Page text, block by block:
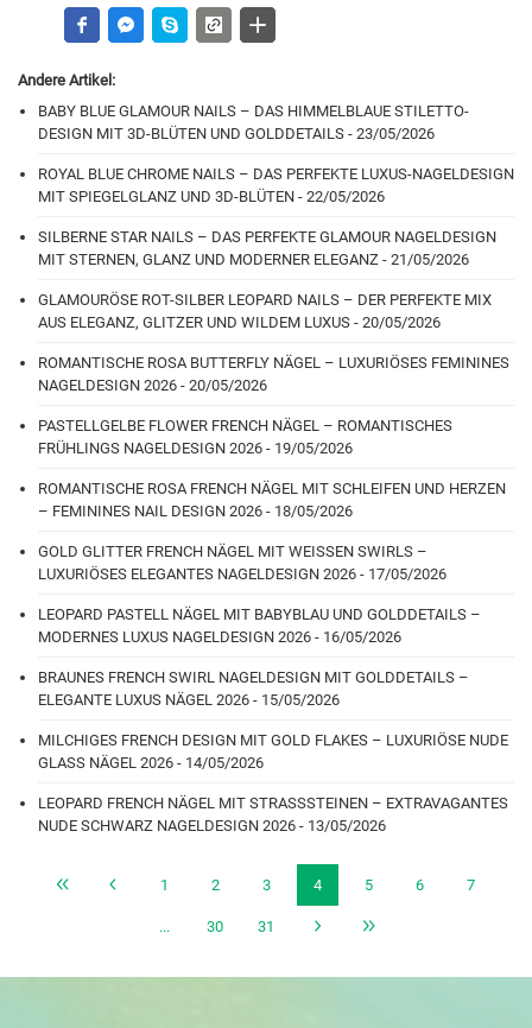
Andere Artikel:
BABY BLUE GLAMOUR NAILS – DAS HIMMELBLAUE STILETTO-
DESIGN MIT 3D-BLÜTEN UND GOLDDETAILS - 23/05/2026
ROYAL BLUE CHROME NAILS – DAS PERFEKTE LUXUS-NAGELDESIGN
MIT SPIEGELGLANZ UND 3D-BLÜTEN - 22/05/2026
SILBERNE STAR NAILS – DAS PERFEKTE GLAMOUR NAGELDESIGN
MIT STERNEN, GLANZ UND MODERNER ELEGANZ - 21/05/2026
GLAMOURÖSE ROT-SILBER LEOPARD NAILS – DER PERFEKTE MIX
AUS ELEGANZ, GLITZER UND WILDEM LUXUS - 20/05/2026
ROMANTISCHE ROSA BUTTERFLY NÄGEL – LUXURIÖSES FEMININES
NAGELDESIGN 2026 - 20/05/2026
PASTELLGELBE FLOWER FRENCH NÄGEL – ROMANTISCHES
FRÜHLINGS NAGELDESIGN 2026 - 19/05/2026
ROMANTISCHE ROSA FRENCH NÄGEL MIT SCHLEIFEN UND HERZEN
– FEMININES NAIL DESIGN 2026 - 18/05/2026
GOLD GLITTER FRENCH NÄGEL MIT WEISSEN SWIRLS –
LUXURIÖSES ELEGANTES NAGELDESIGN 2026 - 17/05/2026
LEOPARD PASTELL NÄGEL MIT BABYBLAU UND GOLDDETAILS –
MODERNES LUXUS NAGELDESIGN 2026 - 16/05/2026
BRAUNES FRENCH SWIRL NAGELDESIGN MIT GOLDDETAILS –
ELEGANTE LUXUS NÄGEL 2026 - 15/05/2026
MILCHIGES FRENCH DESIGN MIT GOLD FLAKES – LUXURIÖSE NUDE
GLASS NÄGEL 2026 - 14/05/2026
LEOPARD FRENCH NÄGEL MIT STRASSSTEINEN – EXTRAVAGANTES
NUDE SCHWARZ NAGELDESIGN 2026 - 13/05/2026
1 2 3 4 5 6 7
... 30 31